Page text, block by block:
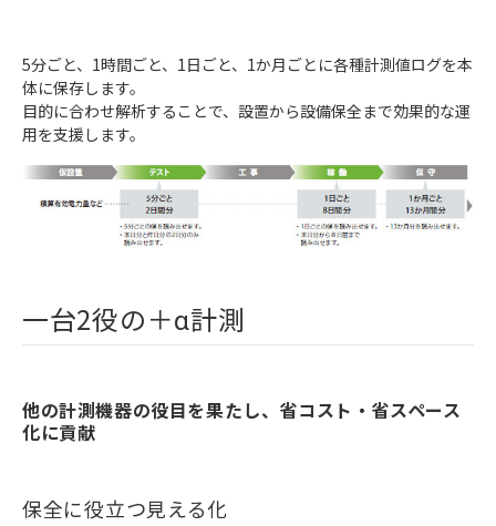
5分ごと、1時間ごと、1日ごと、1か月ごとに各種計測値ログを本
体に保存します。
目的に合わせ解析することで、設置から設備保全まで効果的な運
用を支援します。
一台2役の＋α計測
他の計測機器の役目を果たし、省コスト・省スペース
化に貢献
保全に役立つ見える化